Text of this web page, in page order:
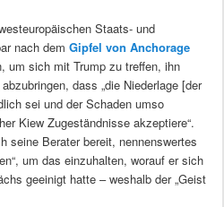
Staats- und
nach dem Gipfel von Anchorage
um sich mit Trump zu treffen, ihn
dass „die Niederlage [der
sei und der Schaden umso
Kiew Zugeständnisse akzeptiere“.
seine Berater bereit, nennenswertes
um das einzuhalten, worauf er sich
geeinigt hatte – weshalb der „Geist